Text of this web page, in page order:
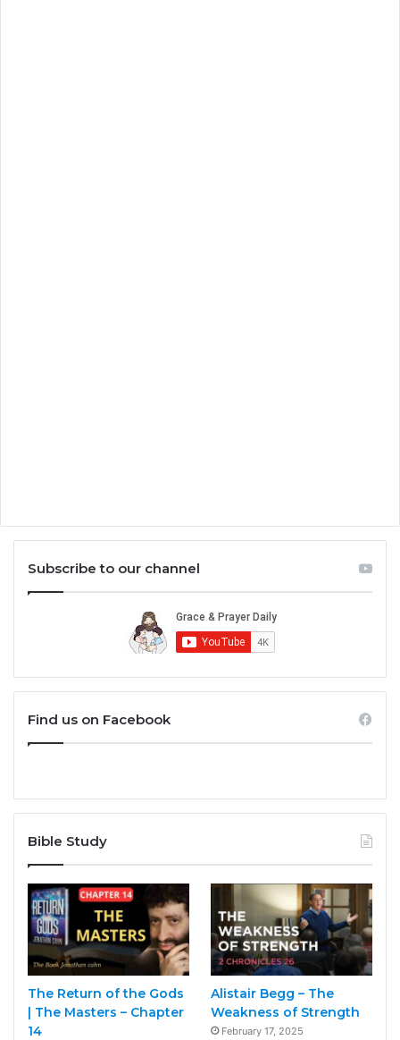
Subscribe to our channel
Find us on Facebook
Bible Study
The Return of the Gods
| The Masters – Chapter
14
Alistair Begg – The
Weakness of Strength
February 17, 2025